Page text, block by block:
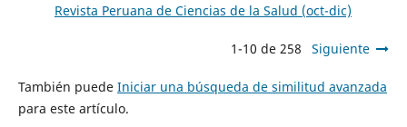
Revista Peruana de Ciencias de la Salud (oct-dic)
1-10 de 258 Siguiente
También puede Iniciar una búsqueda de similitud avanzada
para este artículo.